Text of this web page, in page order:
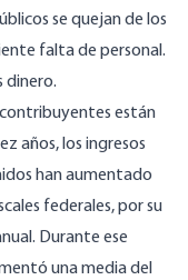
se quejan de los
falta de personal.
dinero.
están
años, los ingresos
han aumentado
federales, por su
Durante ese
una media del